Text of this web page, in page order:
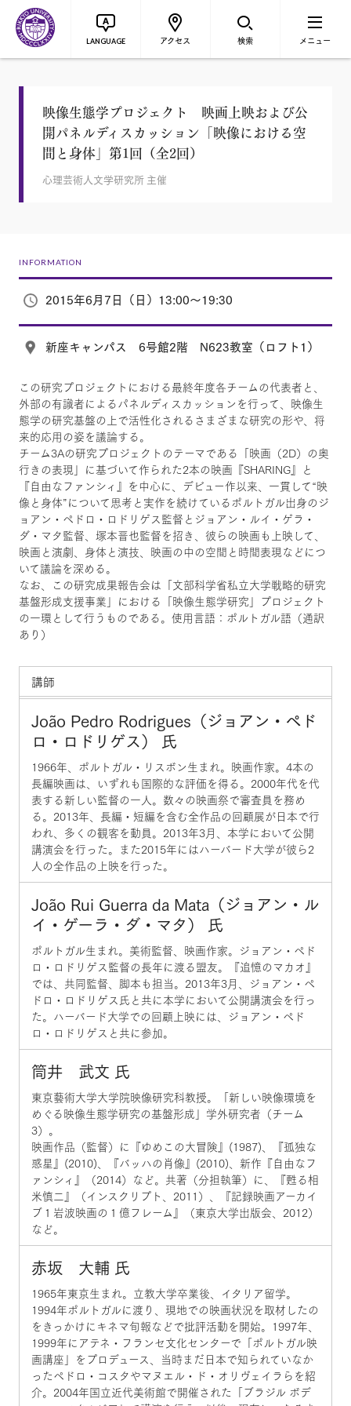
LANGUAGE アクセス 検索 メニュー
映像生態学プロジェクト 映画上映および公
開パネルディスカッション「映像における空
間と身体」第1回（全2回）
心理芸術人文学研究所 主催
INFORMATION
2015年6月7日（日）13:00～19:30
新座キャンパス 6号館2階 N623教室（ロフト1）
この研究プロジェクトにおける最終年度各チームの代表者と、
外部の有識者によるパネルディスカッションを行って、映像生
態学の研究基盤の上で活性化されるさまざまな研究の形や、将
来的応用の姿を議論する。
チーム3Aの研究プロジェクトのテーマである「映画（2D）の奥
行きの表現」に基づいて作られた2本の映画『SHARING』と
『自由なファンシィ』を中心に、デビュー作以来、一貫して“映
像と身体”について思考と実作を続けているポルトガル出身のジ
ョアン・ペドロ・ロドリゲス監督とジョアン・ルイ・ゲラ・
ダ・マタ監督、塚本晋也監督を招き、彼らの映画も上映して、
映画と演劇、身体と演技、映画の中の空間と時間表現などにつ
いて議論を深める。
なお、この研究成果報告会は「文部科学省私立大学戦略的研究
基盤形成支援事業」における「映像生態学研究」プロジェクト
の一環として行うものである。使用言語：ポルトガル語（通訳
あり）
講師
João Pedro Rodrigues（ジョアン・ペド
ロ・ロドリゲス） 氏
1966年、ポルトガル・リスボン生まれ。映画作家。4本の
長編映画は、いずれも国際的な評価を得る。2000年代を代
表する新しい監督の一人。数々の映画祭で審査員を務め
る。2013年、長編・短編を含む全作品の回顧展が日本で行
われ、多くの観客を動員。2013年3月、本学において公開
講演会を行った。また2015年にはハーバード大学が彼ら2
人の全作品の上映を行った。
João Rui Guerra da Mata（ジョアン・ル
イ・ゲーラ・ダ・マタ） 氏
ポルトガル生まれ。美術監督、映画作家。ジョアン・ペド
ロ・ロドリゲス監督の長年に渡る盟友。『追憶のマカオ』
では、共同監督、脚本も担当。2013年3月、ジョアン・ペ
ドロ・ロドリゲス氏と共に本学において公開講演会を行っ
た。ハーバード大学での回顧上映には、ジョアン・ペド
ロ・ロドリゲスと共に参加。
筒井 武文 氏
東京藝術大学大学院映像研究科教授。「新しい映像環境を
めぐる映像生態学研究の基盤形成」学外研究者（チーム
3）。
映画作品（監督）に『ゆめこの大冒険』(1987)、『孤独な
惑星』(2010)、『バッハの肖像』(2010)、新作『自由なフ
ァンシィ』（2014）など。共著（分担執筆）に、『甦る相
米慎二』（インスクリプト、2011）、『記録映画アーカイ
ブ１岩波映画の１億フレーム』（東京大学出版会、2012）
など。
赤坂 大輔 氏
1965年東京生まれ。立教大学卒業後、イタリア留学。
1994年ポルトガルに渡り、現地での映画状況を取材したの
をきっかけにキネマ旬報などで批評活動を開始。1997年、
1999年にアテネ・フランセ文化センターで「ポルトガル映
画講座」をプロデュース、当時まだ日本で知られていなか
ったペドロ・コスタやマヌエル・ド・オリヴェイラらを紹
介。2004年国立近代美術館で開催された「ブラジル ボデ